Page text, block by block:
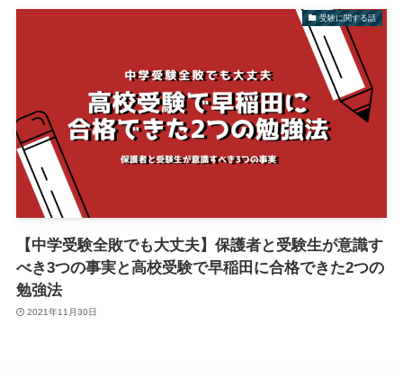
受験に関する話
【中学受験全敗でも大丈夫】保護者と受験生が意識す
べき3つの事実と高校受験で早稲田に合格できた2つの
勉強法
2021年11月30日